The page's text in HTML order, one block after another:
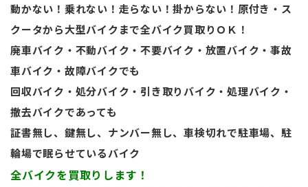
動かない！乗れない！走らない！掛からない！原付き・ス
クータから大型バイクまで全バイク買取りＯＫ！
廃車バイク・不動バイク・不要バイク・放置バイク・事故
車バイク・故障バイクでも
回収バイク・処分バイク・引き取りバイク・処理バイク・
撤去バイクであっても
証書無し、鍵無し、ナンバー無し、車検切れで駐車場、駐
輪場で眠らせているバイク
全バイクを買取りします！